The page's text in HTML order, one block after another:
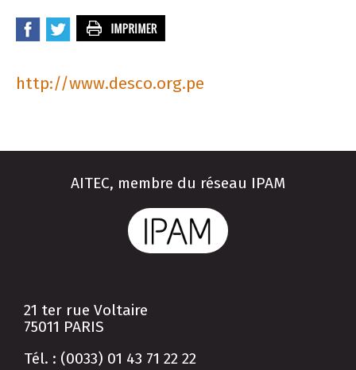
http://www.desco.org.pe
AITEC, membre du réseau IPAM
21 ter rue Voltaire
75011 PARIS
Tél. : (0033) 01 43 71 22 22